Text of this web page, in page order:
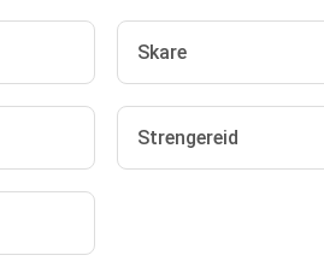
Skare
Strengereid